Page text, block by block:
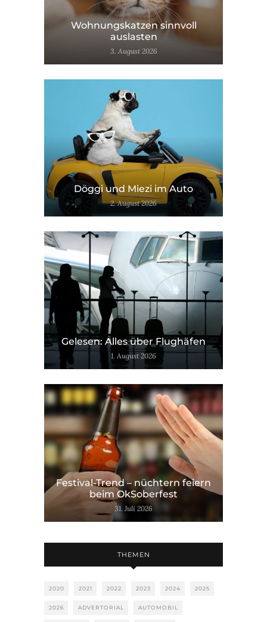
Wohnungskatzen sinnvoll
auslasten
3. August 2026
Döggi und Miezi im Auto
2. August 2026
Gelesen: Alles über Flughäfen
1. August 2026
Festival-Trend – nüchtern feiern
beim OkSoberfest
31. Juli 2026
THEMEN
2020 2021 2022 2023 2024 2025
2026 ADVERTORIAL AUTOMOBIL